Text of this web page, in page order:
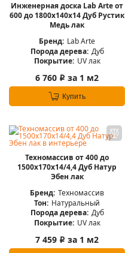
Инженерная доска Lab Arte от
600 до 1800х140х14 Дуб Рустик
Медь лак
Бренд: Lab Arte
Порода дерева: Дуб
Покрытие: UV лак
6 760 i за 1 м2
Купить
Техномассив от 400 до
1500х170х14/4,4 Дуб Натур
Эбен лак
Бренд: Техномассив
Тон: Натуральный
Порода дерева: Дуб
Покрытие: UV лак
7 459 i за 1 м2